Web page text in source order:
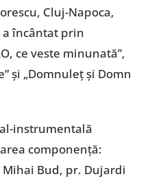
Cluj-Napoca,
încântat prin
ce veste minunată”,
și „Domnuleț și Domn
instrumentală
componență:
Mihai Bud, pr. Dujardi